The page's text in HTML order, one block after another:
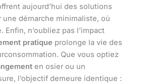
aujourd’hui des solutions
démarche minimaliste, où
n’oubliez pas l’impact
pratique prolonge la vie des
Que vous optiez
en osier ou un
l’objectif demeure identique :